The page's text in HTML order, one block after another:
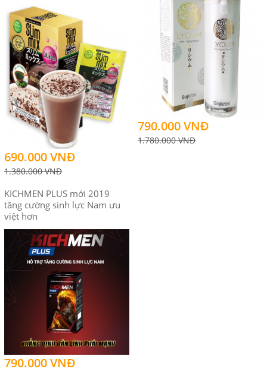
690.000 VNĐ
1.380.000 VNĐ
790.000 VNĐ
1.780.000 VNĐ
KICHMEN PLUS mới 2019
tăng cường sinh lực Nam ưu
việt hơn
790.000 VNĐ